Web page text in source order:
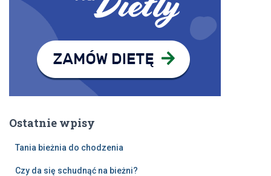
Ostatnie wpisy
Tania bieżnia do chodzenia
Czy da się schudnąć na bieżni?